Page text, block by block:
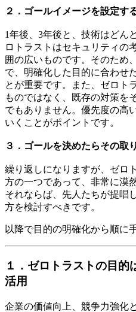
２．ゴールイメージを設定す
1年後、3年後と、技術はどん
ロトラストはセキュリティの
囲の広いものです。そのため
で、明確化した目的に合わせ
とが重要です。また、ゼロト
ものではなく、既存の対策を
でもありません。優先度の高
いくことがポイントです。
３．ゴールを決めたらその取
繰り返しになりますが、ゼロ
方の一つであって、非常に漠
それならば、先人たちが提唱
方を検討すべきです。
以降で目的の明確化から順に
１．ゼロトラストの目的
活用
企業の価値向上、競争力強化